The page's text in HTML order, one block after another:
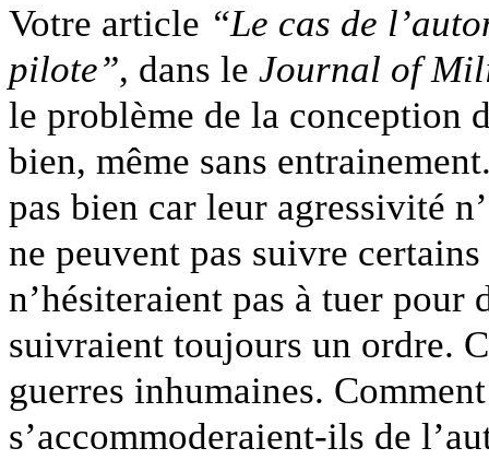
Votre article “Le cas de
pilote”, dans le Journal of
le problème de la conception
bien, même sans
pas bien car leur agressivité
ne peuvent pas suivre
n’hésiteraient pas à tuer pour
suivraient toujours un ordre.
guerres inhumaines.
s’accommoderaient-ils de